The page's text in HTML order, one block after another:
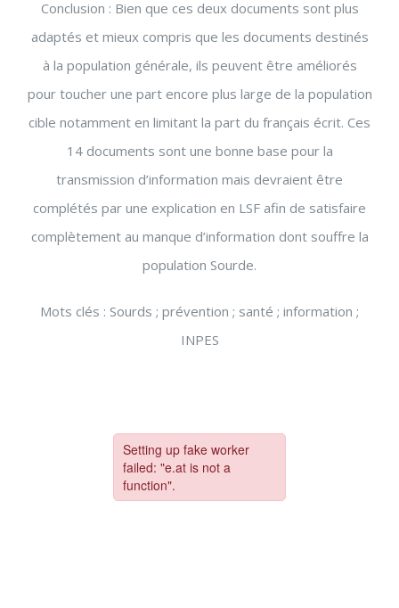
Conclusion : Bien que ces deux documents sont plus
adaptés et mieux compris que les documents destinés
à la population générale, ils peuvent être améliorés
pour toucher une part encore plus large de la population
cible notamment en limitant la part du français écrit. Ces
14 documents sont une bonne base pour la
transmission d’information mais devraient être
complétés par une explication en LSF afin de satisfaire
complètement au manque d’information dont souffre la
population Sourde.
Mots clés : Sourds ; prévention ; santé ; information ;
INPES